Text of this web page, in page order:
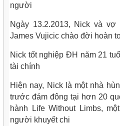
người
Ngày 13.2.2013, Nick và
James Vujicic chào đời hoàn
Nick tốt nghiệp ĐH năm 21
tài chính
Hiện nay, Nick là một nhà
trước đám đông tại hơn 20
hành Life Without Limbs,
người khuyết chi